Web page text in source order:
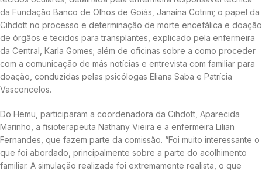
da Fundação Banco de Olhos de Goiás, Janaína Cotrim; o papel da
Cihdott no processo e determinação de morte encefálica e doação
de órgãos e tecidos para transplantes, explicado pela enfermeira
da Central, Karla Gomes; além de oficinas sobre a como proceder
com a comunicação de más notícias e entrevista com familiar para
doação, conduzidas pelas psicólogas Eliana Saba e Patrícia
Vasconcelos.
Do Hemu, participaram a coordenadora da Cihdott, Aparecida
Marinho, a fisioterapeuta Nathany Vieira e a enfermeira Lilian
Fernandes, que fazem parte da comissão. “Foi muito interessante o
que foi abordado, principalmente sobre a parte do acolhimento
familiar. A simulação realizada foi extremamente realista, o que